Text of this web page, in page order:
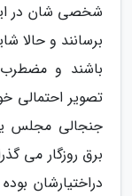
شخصی شان در
برسانند و حالا
باشند و
تصویر احتمالی
جنجالی مجلس
برق روزگار می
دراختیارشان